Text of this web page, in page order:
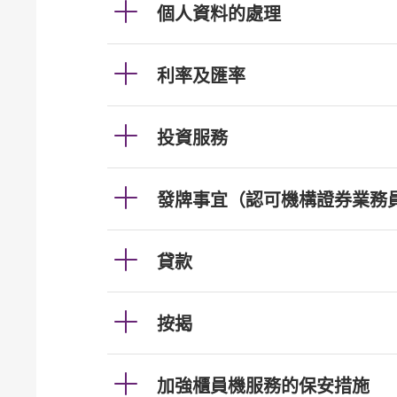
個人資料的處理
利率及匯率
投資服務
發牌事宜（認可機構證券業務
貸款
按揭
加強櫃員機服務的保安措施